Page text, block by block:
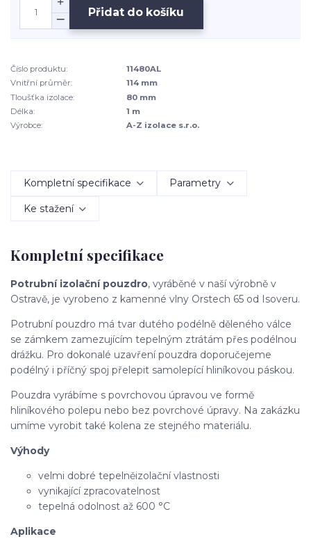
Přidat do košíku
Číslo produktu:
11480AL
Vnitřní průměr:
114 mm
Tloušťka izolace:
80 mm
Délka:
1 m
Výrobce:
A-Z izolace s.r.o.
Kompletní specifikace Parametry
Ke stažení
Kompletní specifikace
Potrubní izolační pouzdro, vyráběné v naší výrobně v
Ostravě, je vyrobeno z kamenné vlny Orstech 65 od Isoveru.
Potrubní pouzdro má tvar dutého podélně děleného válce
se zámkem zamezujícím tepelným ztrátám přes podélnou
drážku. Pro dokonalé uzavření pouzdra doporučejeme
podélný i příčný spoj přelepit samolepící hliníkovou páskou.
Pouzdra vyrábíme s povrchovou úpravou ve formě
hliníkového polepu nebo bez povrchové úpravy. Na zakázku
umíme vyrobit také kolena ze stejného materiálu.
Výhody
velmi dobré tepelněizolační vlastnosti
vynikající zpracovatelnost
tepelná odolnost až 600 °C
Aplikace